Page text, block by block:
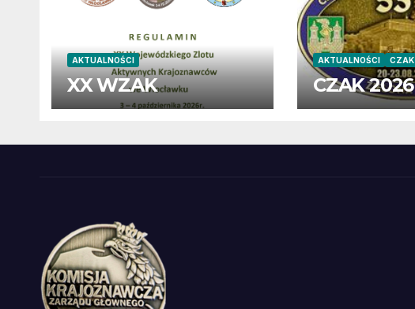
AKTUALNOŚCI
XX WZAK
AKTUALNOŚCI CZAK
CZAK 2026